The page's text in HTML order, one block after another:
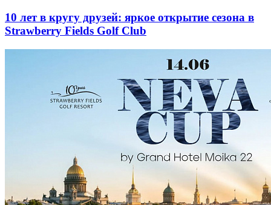
10 лет в кругу друзей: яркое открытие сезона в
Strawberry Fields Golf Club